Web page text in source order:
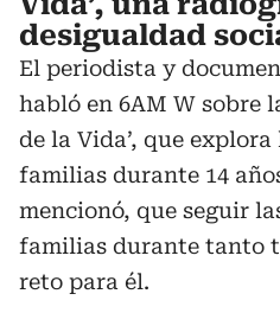
desigualdad
El periodista y
habló en 6AM W sobre
de la Vida’, que
familias durante 14
mencionó, que seguir
familias durante tanto
reto para él.